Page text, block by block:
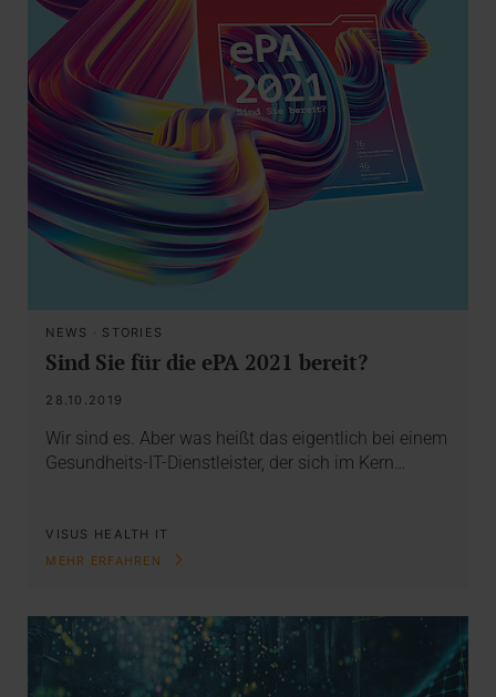
NEWS · STORIES
Sind Sie für die ePA 2021 bereit?
28.10.2019
Wir sind es. Aber was heißt das eigentlich bei einem
Gesundheits-IT-Dienstleister, der sich im Kern…
VISUS HEALTH IT
MEHR ERFAHREN